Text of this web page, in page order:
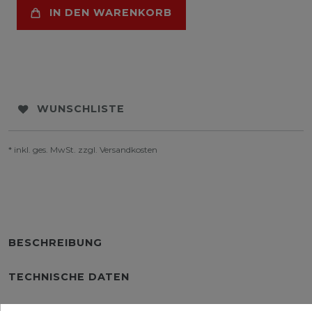
IN DEN WARENKORB
WUNSCHLISTE
* inkl. ges. MwSt. zzgl. Versandkosten
BESCHREIBUNG
TECHNISCHE DATEN